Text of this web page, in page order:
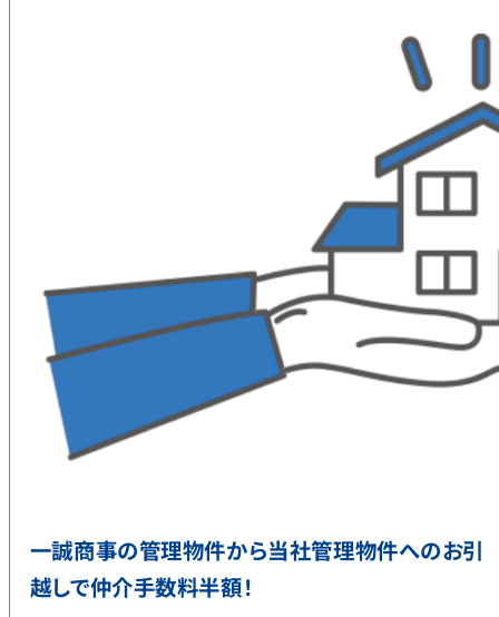
一誠商事の管理物件から当社管理物件へのお引
越しで仲介手数料半額！